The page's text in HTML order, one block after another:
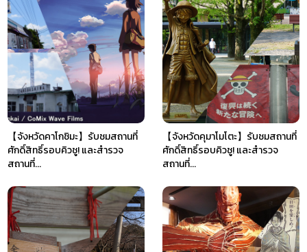
【จังหวัดคาโกชิมะ】รับชมสถานที่
ศักดิ์สิทธิ์รอบคิวชู! และสำรวจ
สถานที่...
【จังหวัดคุมาโมโตะ】รับชมสถานที่
ศักดิ์สิทธิ์รอบคิวชู! และสำรวจ
สถานที่...